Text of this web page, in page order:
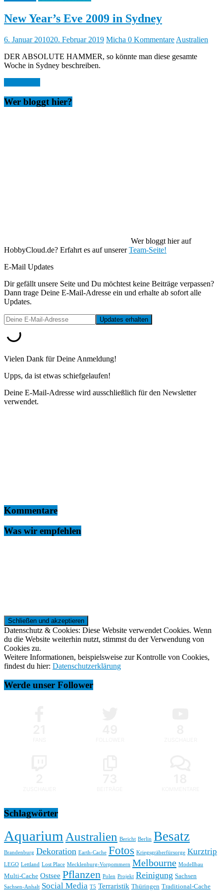
New Year’s Eve 2009 in Sydney
6. Januar 201020. Februar 2019 Micha 0 Kommentare Australien
DER ABSOLUTE HAMMER, so könnte man diese gesamte
Woche in Sydney beschreiben.
Wer bloggt hier?
Wer bloggt hier auf
HobbyCloud.de? Erfahrt es auf unsererTeam-Seite!
E-Mail Updates
Dir gefällt unsere Seite und Du möchtest keine Beiträge verpassen?
Dann trage Deine E-Mail-Adresse ein und erhalte ab sofort alle
Updates.
Vielen Dank für Deine Anmeldung!
Upps, da ist etwas schiefgelaufen!
Deine E-Mail-Adresse wird ausschließlich für den Newsletter
verwendet.
Kommentare
Was wir empfehlen
Datenschutz & Cookies: Diese Website verwendet Cookies. Wenn
du die Website weiterhin nutzt, stimmst du der Verwendung von
Cookies zu.
Weitere Informationen, beispielsweise zur Kontrolle von Cookies,
findest du hier: Datenschutzerklärung
Werde unser Follower
Schlagwörter
AquariumAustralien Bericht Berlin Besatz
Brandenburg Dekoration Earth-Cache Fotos Kriegsgräberfürsorge Kurztrip
LEGO Lettland Lost Place Mecklenburg-Vorpommern Melbourne Modellbau
Multi-Cache Ostsee Pflanzen Polen Projekt Reinigung Sachsen
Sachsen-Anhalt Social Media T5 Terraristik Thüringen Traditional-Cache